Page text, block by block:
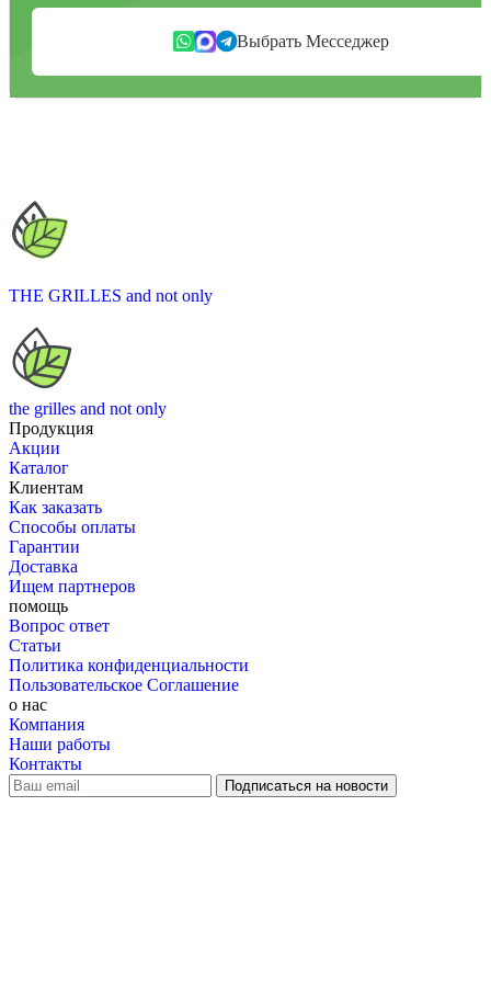
Выбрать Месседжер
THE GRILLES and not only
the grilles and not only
Продукция
Акции
Каталог
Клиентам
Как заказать
Способы оплаты
Гарантии
Доставка
Ищем партнеров
помощь
Вопрос ответ
Статьи
Политика конфиденциальности
Пользовательское Соглашение
о нас
Компания
Наши работы
Контакты